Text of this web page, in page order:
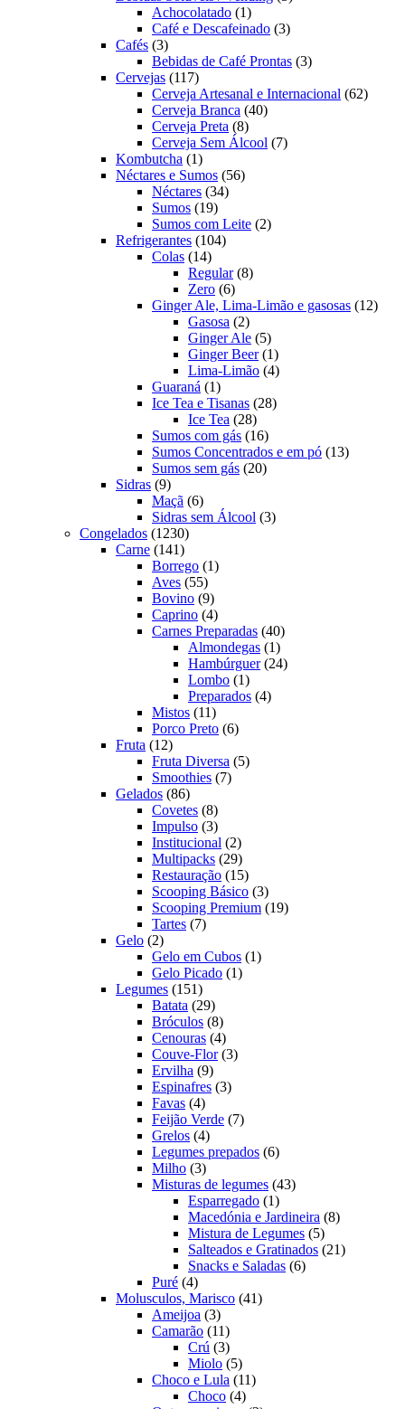
Achocolatado 11
produto
Café e Descafeinado 33
Cafés 33
produtos
Bebidas de Café Prontas 33
Cervejas 117117
produtos
Cerveja Artesanal e Internacional 6262
Cerveja Branca 4040
Cerveja Preta 88
produtos
Cerveja Sem Álcool 77
Kombutcha 11
produto
Néctares e Sumos 5656
Néctares 3434
Sumos 1919
produtos
Sumos com Leite 22
Refrigerantes 104104
Colas 1414
produtos
Regular 88
Zero 66
produtos
Ginger Ale, Lima-Limão e gasosas 1212
Gasosa 22
produtos
Ginger Ale 55
produtos
Ginger Beer 11
produto
Lima-Limão 44
Guaraná 11
produto
Ice Tea e Tisanas 2828
Ice Tea 2828
produtos
Sumos com gás 1616
produtos
Sumos Concentrados e em pó 1313
Sumos sem gás 2020
Sidras 99
produtos
Maçã 66
produtos
Sidras sem Álcool 33
Congelados 12301230
produtos
Carne 141141
produtos
Borrego 11
Aves 5555
produtos
Bovino 99
produtos
Caprino 44
produtos
Carnes Preparadas 4040
produtos
Almondegas 11
produto
Hambúrguer 2424
Lombo 11
produto
Preparados 44
Mistos 1111
produtos
Porco Preto 66
Fruta 1212
produtos
Fruta Diversa 55
Smoothies 77
Gelados 8686
produtos
Covetes 88
produtos
Impulso 33
produtos
Institucional 22
produtos
Multipacks 2929
produtos
Restauração 1515
produtos
Scooping Básico 33
produtos
Scooping Premium 1919
Tartes 77
Gelo 22
produtos
Gelo em Cubos 11
Gelo Picado 11
Legumes 151151
produtos
Batata 2929
produtos
Bróculos 88
produtos
Cenouras 44
produtos
Couve-Flor 33
Ervilha 99
produtos
Espinafres 33
Favas 44
produtos
Feijão Verde 77
Grelos 44
produtos
Legumes prepados 66
Milho 33
produtos
Misturas de legumes 4343
Esparregado 11
produto
Macedónia e Jardineira 88
Mistura de Legumes 55
produtos
Salteados e Gratinados 2121
Snacks e Saladas 66
Puré 44
produtos
Molusculos, Marisco 4141
Ameijoa 33
produtos
Camarão 1111
produtos
Crú 33
produtos
Miolo 55
produtos
Choco e Lula 1111
Choco 44